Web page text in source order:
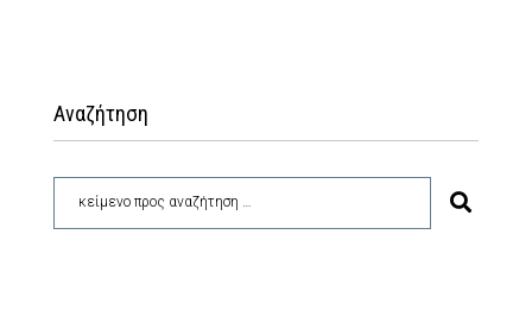
Αναζήτηση